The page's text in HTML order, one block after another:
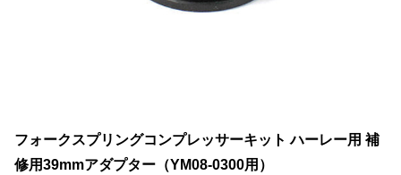
フォークスプリングコンプレッサーキット ハーレー用 補
修用39mmアダプター（YM08-0300用）